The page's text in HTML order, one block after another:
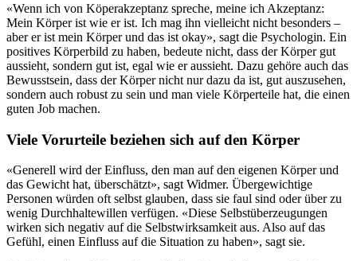
«Wenn ich von Köperakzeptanz spreche, meine ich Akzeptanz:
Mein Körper ist wie er ist. Ich mag ihn vielleicht nicht besonders –
aber er ist mein Körper und das ist okay», sagt die Psychologin. Ein
positives Körperbild zu haben, bedeute nicht, dass der Körper gut
aussieht, sondern gut ist, egal wie er aussieht. Dazu gehöre auch das
Bewusstsein, dass der Körper nicht nur dazu da ist, gut auszusehen,
sondern auch robust zu sein und man viele Körperteile hat, die einen
guten Job machen.
Viele Vorurteile beziehen sich auf den Körper
«Generell wird der Einfluss, den man auf den eigenen Körper und
das Gewicht hat, überschätzt», sagt Widmer. Übergewichtige
Personen würden oft selbst glauben, dass sie faul sind oder über zu
wenig Durchhaltewillen verfügen. «Diese Selbstüberzeugungen
wirken sich negativ auf die Selbstwirksamkeit aus. Also auf das
Gefühl, einen Einfluss auf die Situation zu haben», sagt sie.